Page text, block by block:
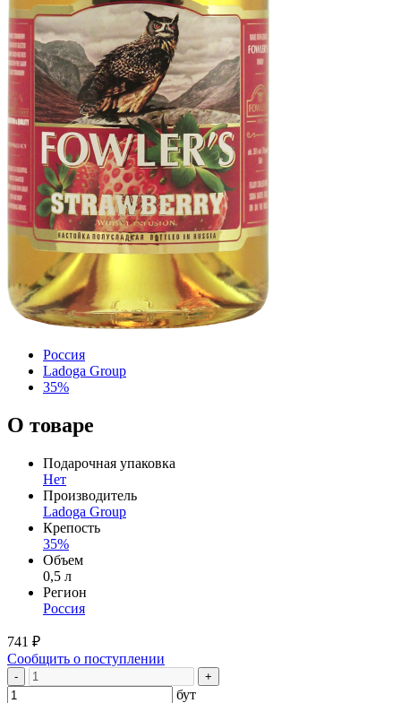
Россия
Ladoga Group
35%
О товаре
Подарочная упаковка
Нет
Производитель
Ladoga Group
Крепость
35%
Объем
0,5 л
Регион
Россия
741 ₽
Сообщить о поступлении
- +
бут